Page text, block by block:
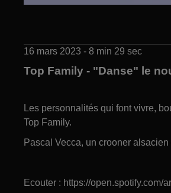
16 mars 2023 - 8 min 29 sec
Top Family - "Danse" le
Les personnalités qui font vivre,
Top Family.
Pascal Vecca, un crooner
Ecouter : https://